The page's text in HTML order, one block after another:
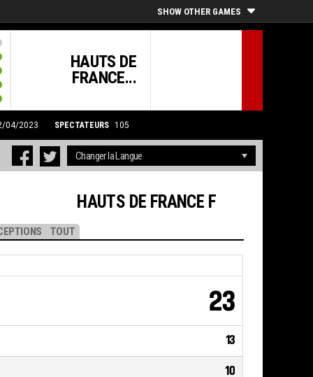
SHOW OTHER GAMES
HAUTS DE
FRANCE...
04/2023 SPECTATEURS 105
TOUT
HAUTS DE FRANCE F
23
13
10